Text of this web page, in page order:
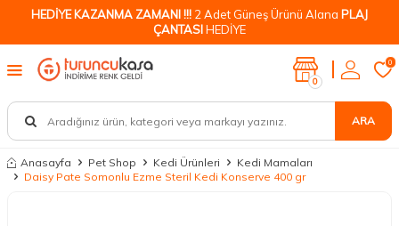
HEDİYE KAZANMA ZAMANI !!! 2 Adet Güneş Ürünü Alana PLAJ
ÇANTASIHEDİYE
ARA
0
0
Anasayfa Pet Shop Kedi Ürünleri
Kedi Mamaları
Daisy Pate Somonlu Ezme Steril Kedi Konserve 400 gr